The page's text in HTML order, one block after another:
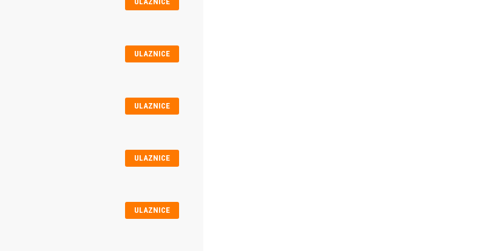
ULAZNICE
ULAZNICE
ULAZNICE
ULAZNICE